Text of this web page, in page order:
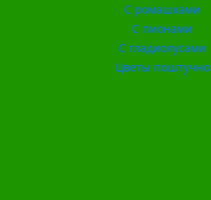
С ромашками
С пионами
С гладиолусами
Цветы поштучно